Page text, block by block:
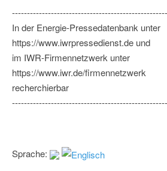
In der Energie-Pressedatenbank unter
https://www.iwrpressedienst.de und
im IWR-Firmennetzwerk unter
https://www.iwr.de/firmennetzwerk
recherchierbar
Sprache: